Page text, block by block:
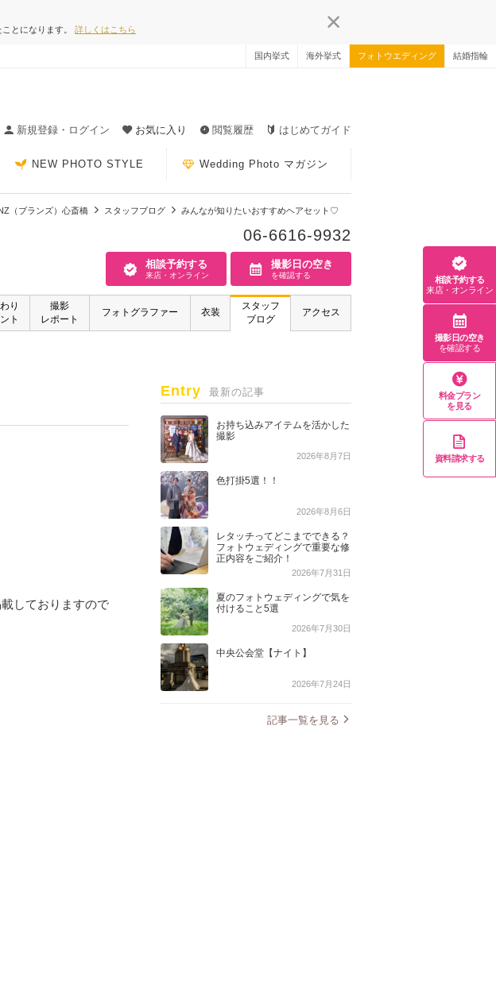
とになります。 詳しくはこちら
国内挙式 海外挙式 フォトウエディング 結婚指輪
新規登録・ログイン
お気に入り 閲覧履歴 はじめてガイド
NEW PHOTO STYLE Wedding Photo マガジン
（ブランズ）心斎橋 スタッフブログ みんなが知りたいおすすめヘアセット♡
06-6616-9932
相談予約する
来店・オンライン
撮影日の空き
を確認する
り
ト
撮影
レポート
フォトグラファー 衣装
スタッフ
ブログ
アクセス
しておりますので
Entry 最新の記事
お持ち込みアイテムを活かした
撮影
2026年8月7日
色打掛5選！！
2026年8月6日
レタッチってどこまでできる？
フォトウェディングで重要な修
正内容をご紹介！
2026年7月31日
夏のフォトウェディングで気を
付けること5選
2026年7月30日
中央公会堂【ナイト】
2026年7月24日
記事一覧を見る
相談予約する
来店・オンライン
撮影日の空き
を確認する
料金プラン
を見る
資料請求する